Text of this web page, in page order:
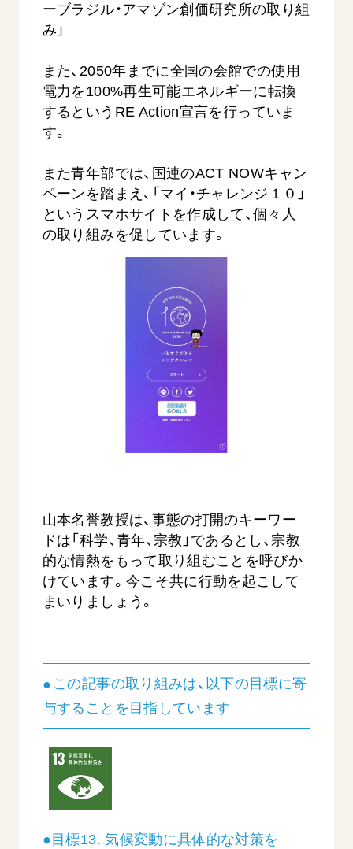
ーブラジル・アマゾン創価研究所の取り組
み」
また、2050年までに全国の会館での使用
電力を100%再生可能エネルギーに転換
するというRE Action宣言を行っていま
す。
また青年部では、国連のACT NOWキャン
ペーンを踏まえ、「マイ・チャレンジ１０」
というスマホサイトを作成して、個々人
の取り組みを促しています。
山本名誉教授は、事態の打開のキーワー
ドは「科学、青年、宗教」であるとし、宗教
的な情熱をもって取り組むことを呼びか
けています。今こそ共に行動を起こして
まいりましょう。
この記事の取り組みは、以下の目標に寄
与することを目指しています
●目標13. 気候変動に具体的な対策を